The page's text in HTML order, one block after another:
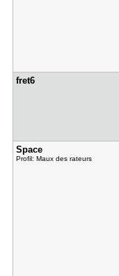
fret6
Space
Profil: Maux des rateurs